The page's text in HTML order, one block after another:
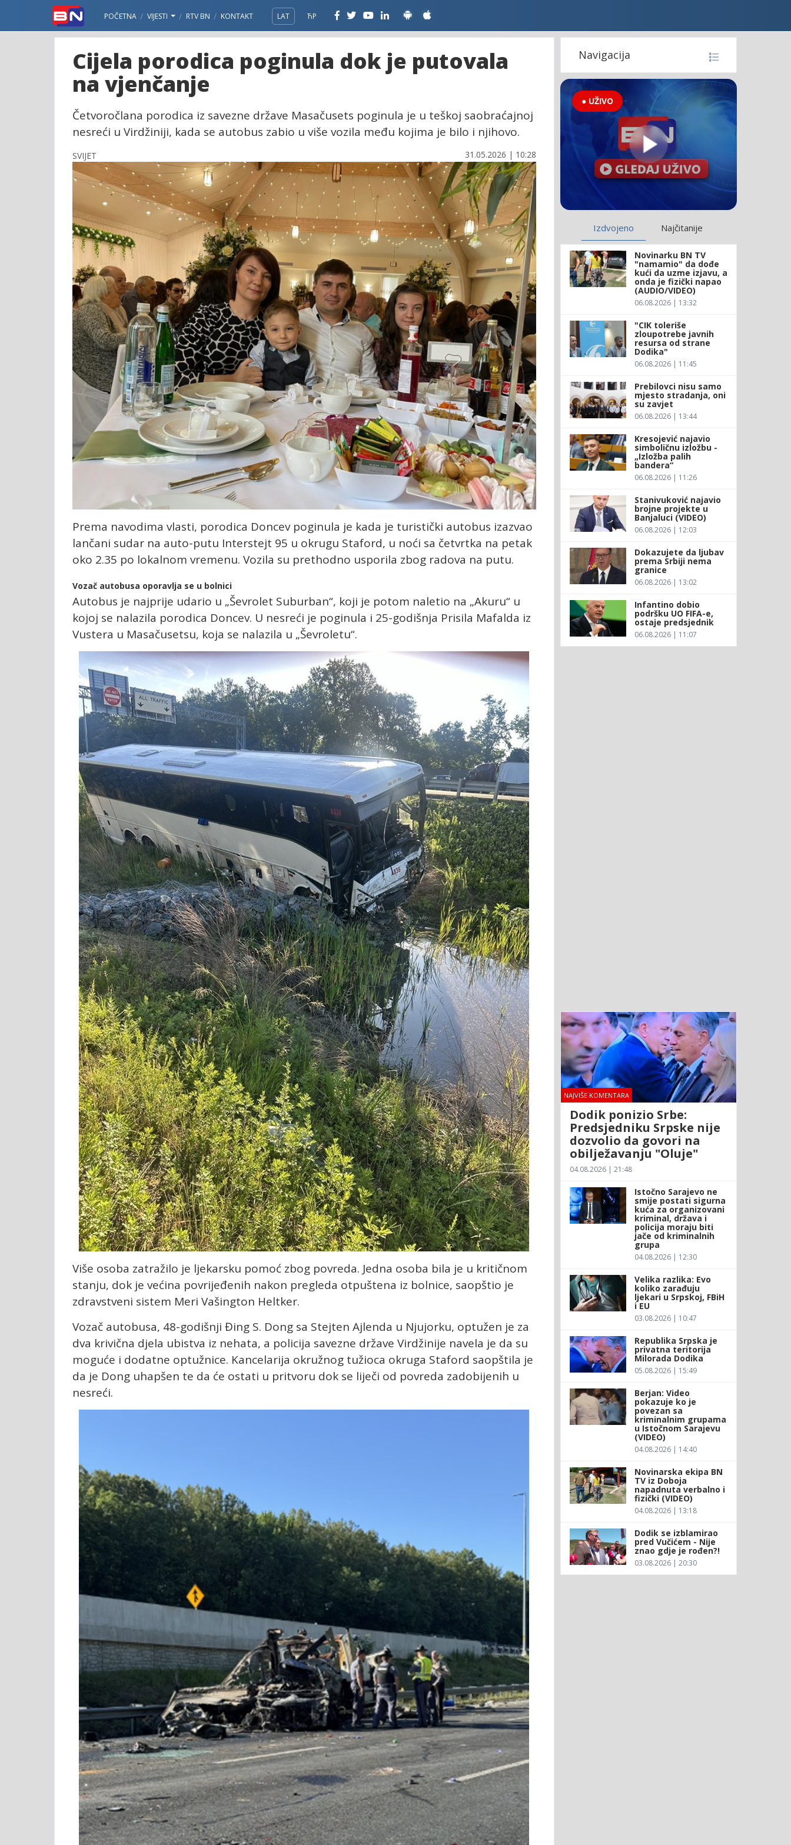
POČETNA VIJESTI RTV BN KONTAKT LAT ЋР
Cijela porodica poginula dok je putovala
na vjenčanje
Četvoročlana porodica iz savezne države Masačusets poginula je u teškoj saobraćajnoj
nesreći u Virdžiniji, kada se autobus zabio u više vozila među kojima je bilo i njihovo.
SVIJET 31.05.2026 | 10:28
Prema navodima vlasti, porodica Doncev poginula je kada je turistički autobus izazvao
lančani sudar na auto-putu Interstejt 95 u okrugu Staford, u noći sa četvrtka na petak
oko 2.35 po lokalnom vremenu. Vozila su prethodno usporila zbog radova na putu.
Vozač autobusa oporavlja se u bolnici
Autobus je najprije udario u „Ševrolet Suburban“, koji je potom naletio na „Akuru“ u
kojoj se nalazila porodica Doncev. U nesreći je poginula i 25-godišnja Prisila Mafalda iz
Vustera u Masačusetsu, koja se nalazila u „Ševroletu“.
Više osoba zatražilo je ljekarsku pomoć zbog povreda. Jedna osoba bila je u kritičnom
stanju, dok je većina povrijeđenih nakon pregleda otpuštena iz bolnice, saopštio je
zdravstveni sistem Meri Vašington Heltker.
Vozač autobusa, 48-godišnji Đing S. Dong sa Stejten Ajlenda u Njujorku, optužen je za
dva krivična djela ubistva iz nehata, a policija savezne države Virdžinije navela je da su
moguće i dodatne optužnice. Kancelarija okružnog tužioca okruga Staford saopštila je
da je Dong uhapšen te da će ostati u pritvoru dok se liječi od povreda zadobijenih u
nesreći.
Navigacija
● UŽIVO
Izdvojeno Najčitanije
Novinarku BN TV
"namamio" da dođe
kući da uzme izjavu, a
onda je fizički napao
(AUDIO/VIDEO)
06.08.2026 | 13:32
"CIK toleriše
zloupotrebe javnih
resursa od strane
Dodika"
06.08.2026 | 11:45
Prebilovci nisu samo
mjesto stradanja, oni
su zavjet
06.08.2026 | 13:44
Kresojević najavio
simboličnu izložbu -
„Izložba palih
bandera“
06.08.2026 | 11:26
Stanivuković najavio
brojne projekte u
Banjaluci (VIDEO)
06.08.2026 | 12:03
Dokazujete da ljubav
prema Srbiji nema
granice
06.08.2026 | 13:02
Infantino dobio
podršku UO FIFA-e,
ostaje predsjednik
06.08.2026 | 11:07
NAJVIŠE KOMENTARA
Dodik ponizio Srbe:
Predsjedniku Srpske nije
dozvolio da govori na
obilježavanju "Oluje"
04.08.2026 | 21:48
Istočno Sarajevo ne
smije postati sigurna
kuća za organizovani
kriminal, država i
policija moraju biti
jače od kriminalnih
grupa
04.08.2026 | 12:30
Velika razlika: Evo
koliko zarađuju
ljekari u Srpskoj, FBiH
i EU
03.08.2026 | 10:47
Republika Srpska je
privatna teritorija
Milorada Dodika
05.08.2026 | 15:49
Berjan: Video
pokazuje ko je
povezan sa
kriminalnim grupama
u Istočnom Sarajevu
(VIDEO)
04.08.2026 | 14:40
Novinarska ekipa BN
TV iz Doboja
napadnuta verbalno i
fizički (VIDEO)
04.08.2026 | 13:18
Dodik se izblamirao
pred Vučićem - Nije
znao gdje je rođen?!
03.08.2026 | 20:30